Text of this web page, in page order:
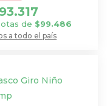
a todo el país
de $99.486